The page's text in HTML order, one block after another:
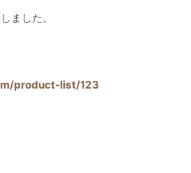
ました。
product-list/123